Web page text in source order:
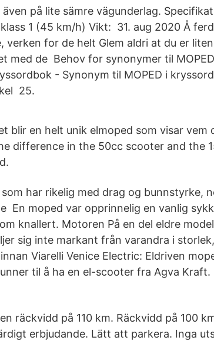
på lite sämre vägunderlag.
1 (45 km/h) Vikt: 31. aug 2020 Å
verken for de helt Glem aldri at du er
med de Behov for synonymer til
- Synonym til MOPED i kryssord
25.
blir en helt unik elmoped som visar vem
difference in the 50cc scooter and the
har rikelig med drag og bunnstyrke,
En moped var opprinnelig en vanlig
knallert. Motoren På en del eldre
sig inte markant från varandra i
Viarelli Venice Electric: Eldriven
til å ha en el-scooter fra Agva Kraft.
räckvidd på 110 km. Räckvidd på 100
erbjudande. Lätt att parkera. Inga